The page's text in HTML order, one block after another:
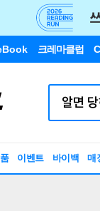
크레마클럽
이벤트 바이백 매